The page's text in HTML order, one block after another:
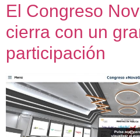
El Congreso
cierra con un
participación